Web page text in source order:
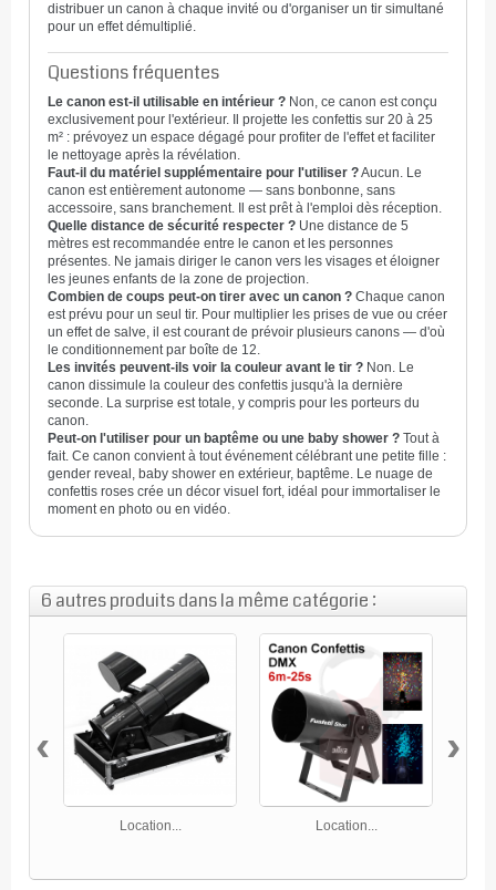
distribuer un canon à chaque invité ou d'organiser un tir simultané
pour un effet démultiplié.
Questions fréquentes
Le canon est-il utilisable en intérieur ? Non, ce canon est conçu
exclusivement pour l'extérieur. Il projette les confettis sur 20 à 25
m² : prévoyez un espace dégagé pour profiter de l'effet et faciliter
le nettoyage après la révélation.
Faut-il du matériel supplémentaire pour l'utiliser ?Aucun. Le
canon est entièrement autonome — sans bonbonne, sans
accessoire, sans branchement. Il est prêt à l'emploi dès réception.
Quelle distance de sécurité respecter ? Une distance de 5
mètres est recommandée entre le canon et les personnes
présentes. Ne jamais diriger le canon vers les visages et éloigner
les jeunes enfants de la zone de projection.
Combien de coups peut-on tirer avec un canon ? Chaque canon
est prévu pour un seul tir. Pour multiplier les prises de vue ou créer
un effet de salve, il est courant de prévoir plusieurs canons — d'où
le conditionnement par boîte de 12.
Les invités peuvent-ils voir la couleur avant le tir ? Non. Le
canon dissimule la couleur des confettis jusqu'à la dernière
seconde. La surprise est totale, y compris pour les porteurs du
canon.
Peut-on l'utiliser pour un baptême ou une baby shower ? Tout à
fait. Ce canon convient à tout événement célébrant une petite fille :
gender reveal, baby shower en extérieur, baptême. Le nuage de
confettis roses crée un décor visuel fort, idéal pour immortaliser le
moment en photo ou en vidéo.
6 autres produits dans la même catégorie :
Location... Location...
‹ ›